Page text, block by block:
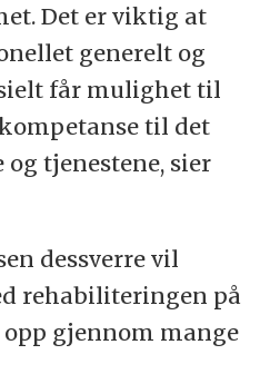
Det er viktig at
generelt og
får mulighet til
til det
tjenestene, sier
dessverre vil
rehabiliteringen på
gjennom mange